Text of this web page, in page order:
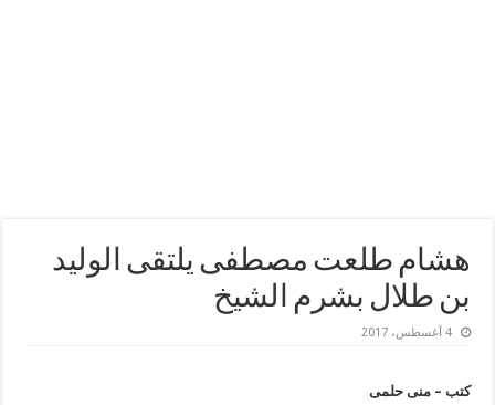
هشام طلعت مصطفى يلتقى الوليد
بن طلال بشرم الشيخ
4 أغسطس، 2017
كتب – منى حلمى